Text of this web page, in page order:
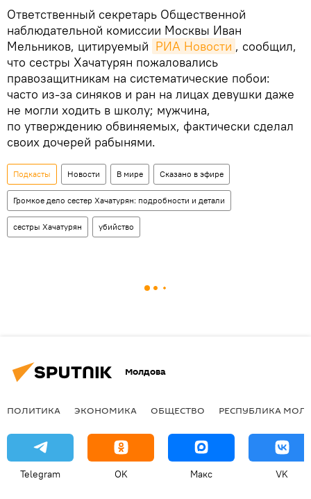
Ответственный секретарь Общественной
наблюдательной комиссии Москвы Иван
Мельников, цитируемый РИА Новости , сообщил,
что сестры Хачатурян пожаловались
правозащитникам на систематические побои:
часто из-за синяков и ран на лицах девушки даже
не могли ходить в школу; мужчина,
по утверждению обвиняемых, фактически сделал
своих дочерей рабынями.
Подкасты Новости В мире Сказано в эфире
Громкое дело сестер Хачатурян: подробности и детали
сестры Хачатурян убийство
Молдова
ПОЛИТИКА ЭКОНОМИКА ОБЩЕСТВО РЕСПУБЛИКА
Telegram OK Макс VK